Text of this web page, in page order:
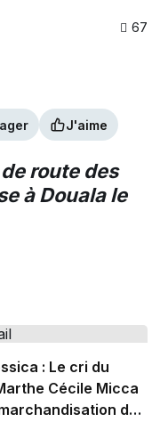
67
J'aime
route des
à Douala le
: Le cri du
Cécile Micca
de